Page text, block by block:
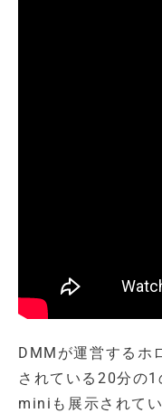
DMMが運営するホ
されている20分の
miniも展示されてい